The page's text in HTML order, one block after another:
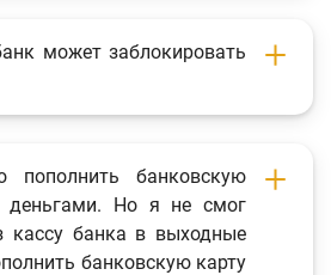
может заблокировать
банковскую
деньгами. Но я не смог
кассу банка в выходные
банковскую карту